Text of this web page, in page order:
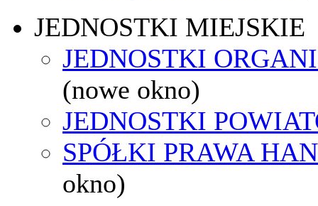
JEDNOSTKI MIEJSKIE
JEDNOSTKI
(nowe okno)
JEDNOSTKI
SPÓŁKI PRAWA
okno)